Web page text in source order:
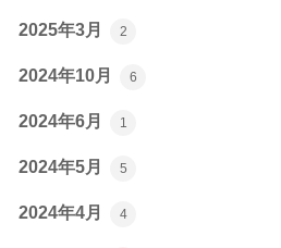
2025年3月 2
2024年10月 6
2024年6月 1
2024年5月 5
2024年4月 4